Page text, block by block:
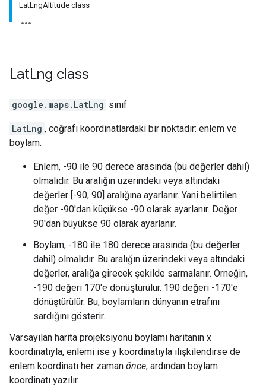
LatLngAltitude class
LatLng class
google.maps. LatLng sınıf
LatLng , coğrafi koordinatlardaki bir noktadır: enlem ve
boylam.
Enlem, -90 ile 90 derece arasında (bu değerler dahil)
olmalıdır. Bu aralığın üzerindeki veya altındaki
değerler [-90, 90] aralığına ayarlanır. Yani belirtilen
değer -90'dan küçükse -90 olarak ayarlanır. Değer
90'dan büyükse 90 olarak ayarlanır.
Boylam, -180 ile 180 derece arasında (bu değerler
dahil) olmalıdır. Bu aralığın üzerindeki veya altındaki
değerler, aralığa girecek şekilde sarmalanır. Örneğin,
-190 değeri 170'e dönüştürülür. 190 değeri -170'e
dönüştürülür. Bu, boylamların dünyanın etrafını
sardığını gösterir.
Varsayılan harita projeksiyonu boylamı haritanın x
koordinatıyla, enlemi ise y koordinatıyla ilişkilendirse de
enlem koordinatı her zaman önce, ardından boylam
koordinatı yazılır.